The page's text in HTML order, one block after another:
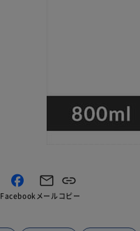
Facebookメールコピー